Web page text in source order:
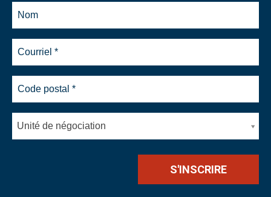
Unité de négociation